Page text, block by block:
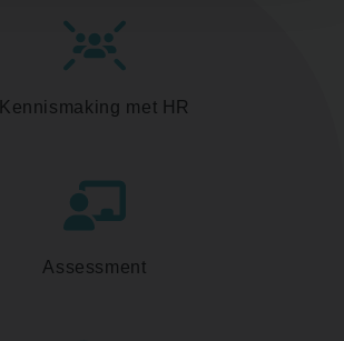
Kennismaking met HR
Assessment